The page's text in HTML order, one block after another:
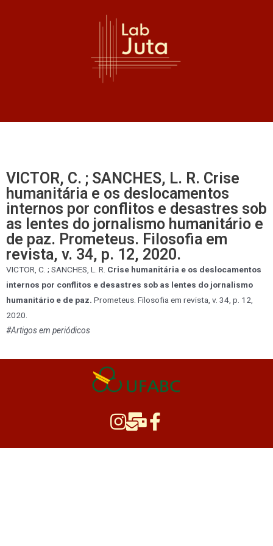
VICTOR, C. ; SANCHES, L. R. Crise
humanitária e os deslocamentos
internos por conflitos e desastres sob
as lentes do jornalismo humanitário e
de paz. Prometeus. Filosofia em
revista, v. 34, p. 12, 2020.
VICTOR, C. ; SANCHES, L. R. Crise humanitária e os deslocamentos
internos por conflitos e desastres sob as lentes do jornalismo
humanitário e de paz. Prometeus. Filosofia em revista, v. 34, p. 12,
2020.
#Artigos em periódicos